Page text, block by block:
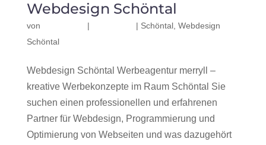
Webdesign Schöntal
von | | Schöntal, Webdesign
Schöntal
Webdesign Schöntal Werbeagentur merryll –
kreative Werbekonzepte im Raum Schöntal Sie
suchen einen professionellen und erfahrenen
Partner für Webdesign, Programmierung und
Optimierung von Webseiten und was dazugehört